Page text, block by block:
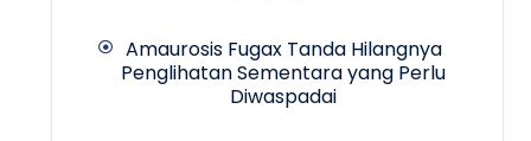
Amaurosis Fugax Tanda Hilangnya
Penglihatan Sementara yang Perlu
Diwaspadai